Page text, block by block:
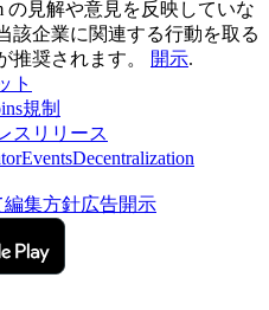
の見解や意見を反映していな
該企業に関連する行動を取る
推奨されます。
開示.
ト
規制
スリリース
EventsDecentralization
編集方針広告開示